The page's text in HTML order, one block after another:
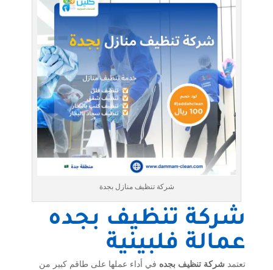
شركة تنظيف منازل بجدة
شركة تنظيف بجده
عمالة فلبينية
تعتمد شركة تنظيف بجده في أداء عملها على طاقم كبير من